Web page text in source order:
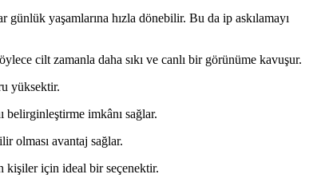
günlük yaşamlarına hızla dönebilir. Bu da ip askılamayı
cilt zamanla daha sıkı ve canlı bir görünüme kavuşur.
yüksektir.
belirginleştirme imkânı sağlar.
olması avantaj sağlar.
kişiler için ideal bir seçenektir.